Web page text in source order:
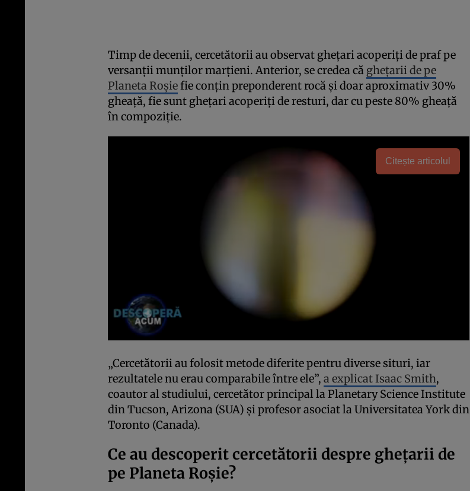
Timp de decenii, cercetătorii au observat ghețari acoperiți de praf pe
versanții munților marțieni. Anterior, se credea că ghețarii de pe
Planeta Roșiefie conțin preponderent rocă și doar aproximativ 30%
gheață, fie sunt ghețari acoperiți de resturi, dar cu peste 80% gheață
în compoziție.
Citește articolul
„Cercetătorii au folosit metode diferite pentru diverse situri, iar
rezultatele nu erau comparabile între ele”, a explicat Isaac Smith,
coautor al studiului, cercetător principal la Planetary Science Institute
din Tucson, Arizona (SUA) și profesor asociat la Universitatea York din
Toronto (Canada).
Ce au descoperit cercetătorii despre ghețarii de
pe Planeta Roșie?